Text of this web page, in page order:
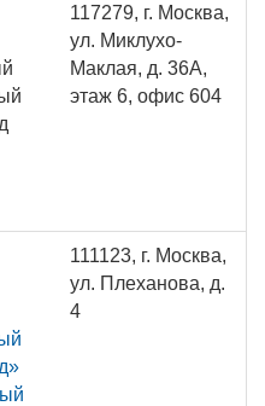
117279, г. Москва,
ул. Миклухо-
Маклая, д. 36А,
этаж 6, офис 604
111123, г. Москва,
ул. Плеханова, д.
4